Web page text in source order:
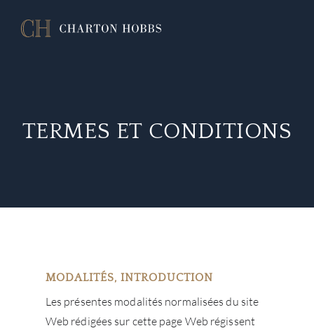
TERMES ET CONDITIONS
MODALITÉS, INTRODUCTION
Les présentes modalités normalisées du site
Web rédigées sur cette page Web régissent